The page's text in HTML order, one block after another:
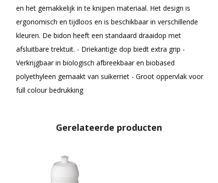
en het gemakkelijk in te knijpen materiaal. Het design is
ergonomisch en tijdloos en is beschikbaar in verschillende
kleuren. De bidon heeft een standaard draaidop met
afsluitbare trektuit. - Driekantige dop biedt extra grip -
Verkrijgbaar in biologisch afbreekbaar en biobased
polyethyleen gemaakt van suikerriet - Groot oppervlak voor
full colour bedrukking
Gerelateerde producten